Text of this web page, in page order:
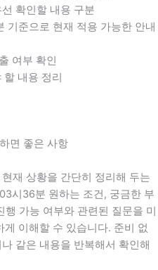
확인할 내용 구분
준으로 현재 적용 가능한 안내
여부 확인
할 내용 정리
면 좋은 사항
재 상황을 간단히 정리해 두는
시36분 원하는 조건, 궁금한 부
가능 여부와 관련된 질문을 미
이해할 수 있습니다. 준비 없
같은 내용을 반복해서 확인해